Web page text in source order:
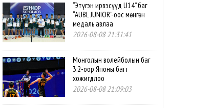
“Этүгэн ирвэсүүд U14” баг
“AUBL JUNIOR”-оос мөнгөн
медаль авлаа
2026-08-08 21:31:41
Монголын волейболын баг
3:2-оор Японы багт
хожигдлоо
2026-08-08 21:09:03